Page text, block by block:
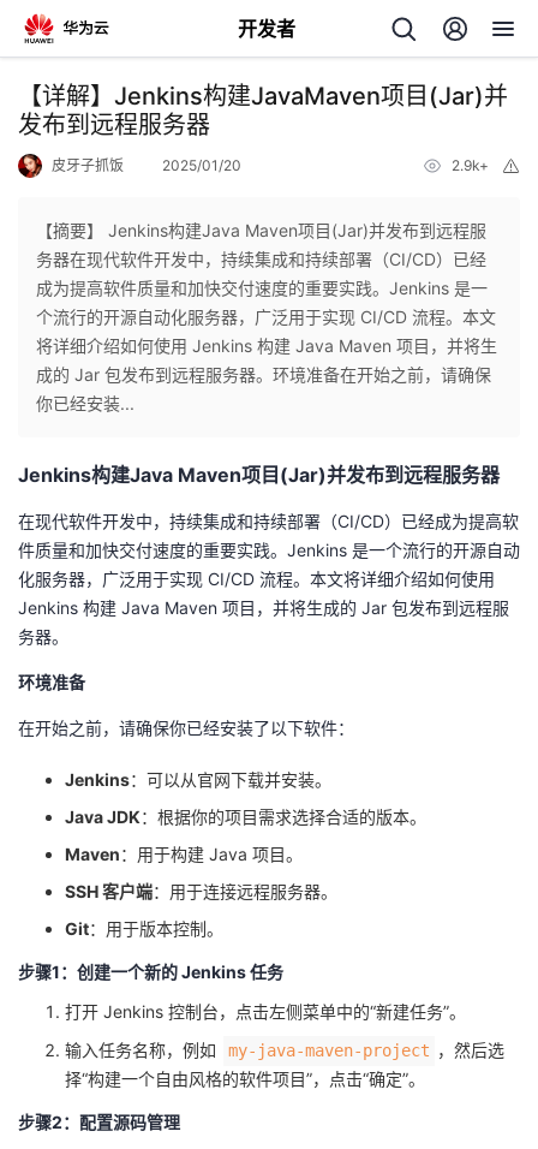
开发者
返
回
个
人
主
我
的
发
者
我
的
客
我
论
的
子
我
直
播
的
活
动
我
的
关
我
开
发
者
学
我
课
的
证
我
实
的
的
Programs
我
的
支
持
的
术
支
持
我
云
声
建
【详解】Jenkins构建JavaMaven项目(Jar)并
发布到远程服务器
皮牙子抓饭 2025/01/20 2.9k+
【摘要】 Jenkins构建Java Maven项目(Jar)并发布到远程服
务器在现代软件开发中，持续集成和持续部署（CI/CD）已经
成为提高软件质量和加快交付速度的重要实践。Jenkins 是一
个流行的开源自动化服务器，广泛用于实现 CI/CD 流程。本文
将详细介绍如何使用 Jenkins 构建 Java Maven 项目，并将生
成的 Jar 包发布到远程服务器。环境准备在开始之前，请确保
你已经安装...
Jenkins构建Java Maven项目(Jar)并发布到远程服务器
在现代软件开发中，持续集成和持续部署（CI/CD）已经成为提高软
件质量和加快交付速度的重要实践。Jenkins 是一个流行的开源自动
化服务器，广泛用于实现 CI/CD 流程。本文将详细介绍如何使用
Jenkins 构建 Java Maven 项目，并将生成的 Jar 包发布到远程服
务器。
环境准备
在开始之前，请确保你已经安装了以下软件：
Jenkins：可以从官网下载并安装。
Java JDK：根据你的项目需求选择合适的版本。
Maven：用于构建 Java 项目。
SSH 客户端：用于连接远程服务器。
Git：用于版本控制。
步骤1：创建一个新的 Jenkins 任务
打开 Jenkins 控制台，点击左侧菜单中的“新建任务”。
输入任务名称，例如 ​
​my-java-maven-project​ ​，然后选
择“构建一个自由风格的软件项目”，点击“确定”。
步骤2：配置源码管理